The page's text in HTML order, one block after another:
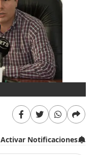
Activar Notificaciones